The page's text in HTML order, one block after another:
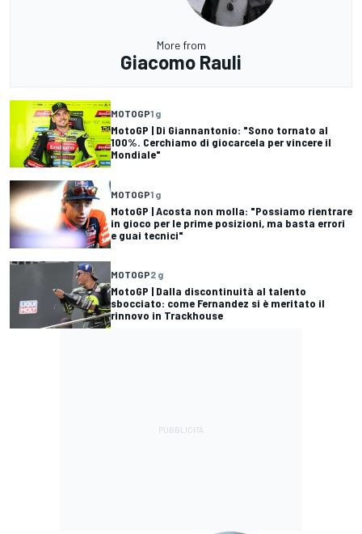
More from
Giacomo Rauli
MOTOGP1 g
MotoGP | Di Giannantonio: "Sono tornato al
100%. Cerchiamo di giocarcela per vincere il
Mondiale"
MOTOGP1 g
MotoGP | Acosta non molla: "Possiamo rientrare
in gioco per le prime posizioni, ma basta errori
e guai tecnici"
MOTOGP2 g
MotoGP | Dalla discontinuità al talento
sbocciato: come Fernandez si è meritato il
rinnovo in Trackhouse